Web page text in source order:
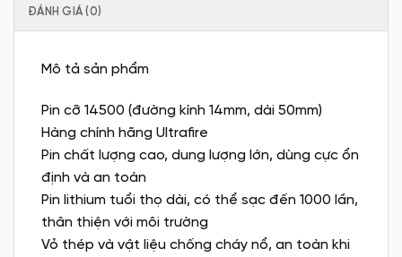
ĐÁNH GIÁ (0)
Mô tả sản phẩm
Pin cỡ 14500 (đường kính 14mm, dài 50mm)
Hàng chính hãng Ultrafire
Pin chất lượng cao, dung lượng lớn, dùng cực ổn
định và an toàn
Pin lithium tuổi thọ dài, có thể sạc đến 1000 lần,
thân thiện với môi trường
Vỏ thép và vật liệu chống cháy nổ, an toàn khi